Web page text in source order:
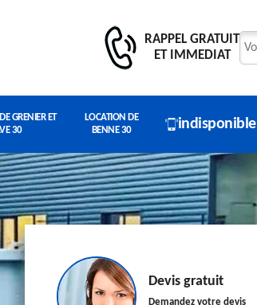
RAPPEL GRATUIT
ET IMMEDIAT
GRENIER ET
30
LOCATION DE
BENNE 30
indisponible
Devis gratuit
Demandez votre devis